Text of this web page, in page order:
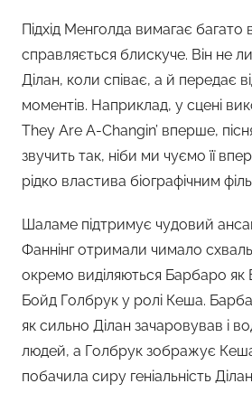
Підхід Менголда вимагає багато
справляється блискуче. Він не
Ділан, коли співає, а й передає
моментів. Наприклад, у сцені
They Are A-Changin’ вперше,
звучить так, ніби ми чуємо її
рідко властива біографічним
Шаламе підтримує чудовий
Фаннінг отримали чимало
окремо виділяються Барбаро як
Бойд Голбрук у ролі Кеша.
як сильно Ділан зачаровував і
людей, а Голбрук зображує
побачила сиру геніальність